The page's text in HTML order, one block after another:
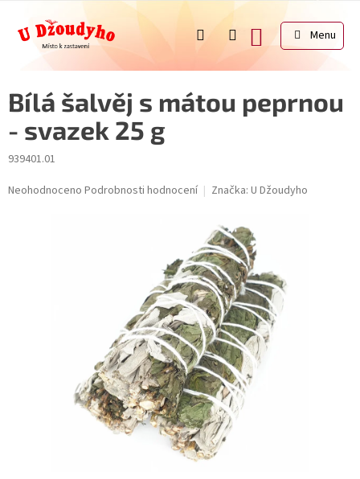
obsah
NÁKUPNÍ
KOŠÍK
Bílá šalvěj s mátou peprnou
- svazek 25 g
939401.01
Průměrné
Neohodnoceno Podrobnosti hodnocení Značka: U Džoudyho